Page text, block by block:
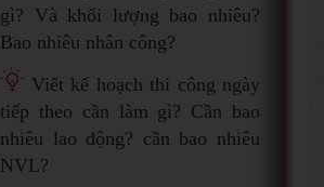
gì? Và khối lượng bao nhiêu?
Bao nhiêu nhân công?
Viết kế hoạch thi công ngày
tiếp theo cần làm gì? Cần bao
nhiêu lao động? cần bao nhiêu
NVL?